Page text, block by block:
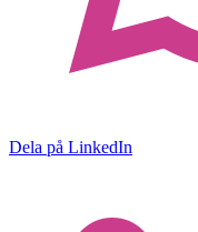
Dela på LinkedIn